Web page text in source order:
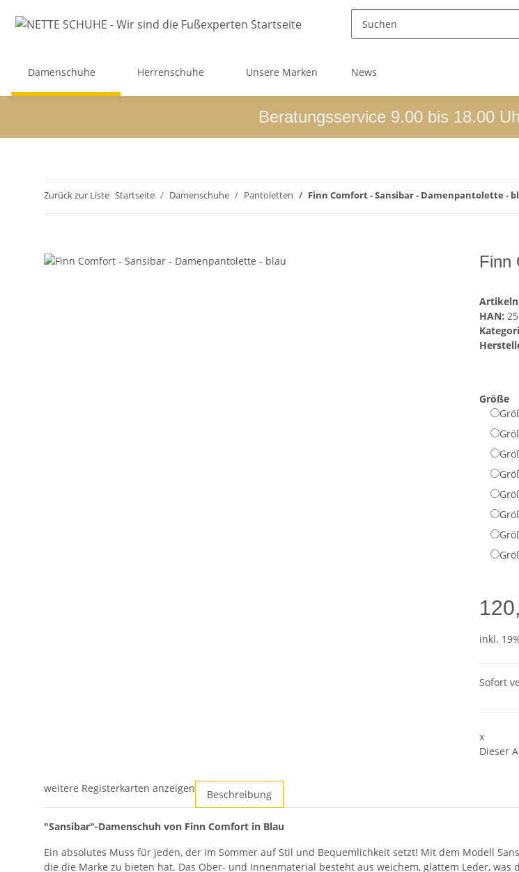
Damenschuhe Herrenschuhe Unsere Marken News
Beratungsservice 9.00 bis 18.00
Zurück zur Liste Startseite Damenschuhe Pantoletten Finn Comfort - Sansibar - Damenpantolette -
Finn
HAN:
Größe
inkl.
Sofort
x
Dieser
weitere Registerkarten anzeigen Beschreibung
"Sansibar"-Damenschuh von Finn Comfort in Blau
Ein absolutes Muss für jeden, der im Sommer auf Stil und Bequemlichkeit setzt! Mit dem Modell
die die Marke zu bieten hat. Das Ober- und Innenmaterial besteht aus weichem, glattem Leder,